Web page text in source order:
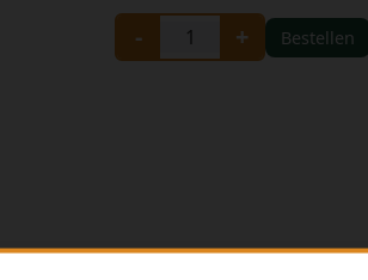
- + Bestellen